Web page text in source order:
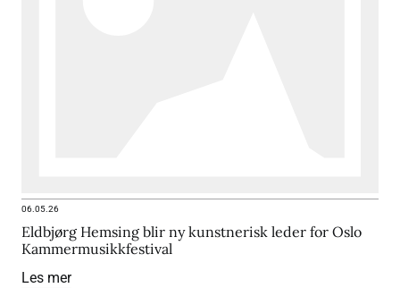
06.05.26
Eldbjørg Hemsing blir ny kunstnerisk leder for Oslo
Kammermusikkfestival
Les mer